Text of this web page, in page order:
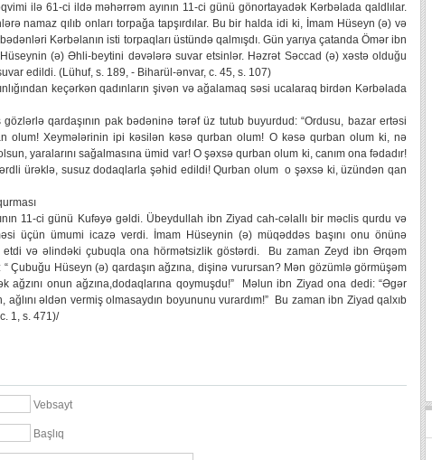
ilə 61-ci ildə məhərrəm ayının 11-ci günü gönortayadək Kərbəlada qaldlılar.
namaz qılıb onları torpağa tapşırdılar. Bu bir halda idi ki, İmam Hüseyn (ə) və
Kərbəlanın isti torpaqları üstündə qalmışdı. Gün yarıya çatanda Ömər ibn
(ə) Əhli-beytini dəvələrə suvar etsinlər. Həzrət Səccad (ə) xəstə olduğu
edildi. (Lühuf, s. 189, - Biharül-ənvar, c. 45, s. 107)
keçərkən qadınların şivən və ağalamaq səsi ucalaraq birdən Kərbəlada
qardaşının pak bədəninə tərəf üz tutub buyurdud: “Ordusu, bazar ertəsi
olum! Xeymələrinin ipi kəsilən kəsə qurban olum! O kəsə qurban olum ki, nə
yaralarını sağalmasına ümid var! O şəxsə qurban olum ki, canım ona fədadır!
ürəklə, susuz dodaqlarla şəhid edildi! Qurban olum o şəxsə ki, üzündən qan
11-ci günü Kufəyə gəldi. Übeydullah ibn Ziyad cah-cəlallı bir məclis qurdu və
üçün ümumi icazə verdi. İmam Hüseynin (ə) müqəddəs başını onu önünə
etdi və əlindəki çubuqla ona hörmətsizlik göstərdi. Bu zaman Zeyd ibn Ərqəm
Çubuğu Hüseyn (ə) qardaşın ağzına, dişinə vurursan? Mən gözümlə görmüşəm
ağzını onun ağzına,dodaqlarına qoymuşdu!” Məlun ibn Ziyad ona dedi: “Əgər
ağlını əldən vermiş olmasaydın boyununu vurardım!” Bu zaman ibn Ziyad qalxıb
1, s. 471)/
Vebsayt
Başlıq